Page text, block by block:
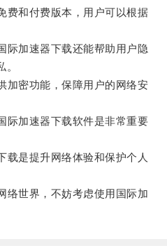
和付费版本，用户可以根据
加速器下载还能帮助用户隐
密功能，保障用户的网络安
加速器下载软件是非常重要
是提升网络体验和保护个人
世界，不妨考虑使用国际加